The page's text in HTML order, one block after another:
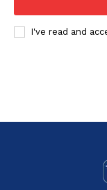
I've read and